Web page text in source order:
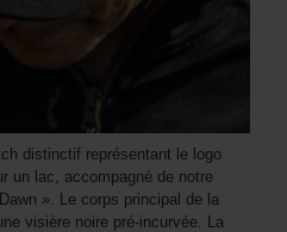
distinctif représentant le logo
un lac, accompagné de notre
». Le corps principal de la
visière noire pré-incurvée. La